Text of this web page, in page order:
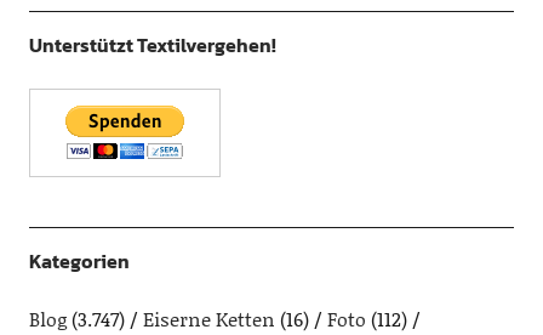
Unterstützt Textilvergehen!
Kategorien
Blog(3.747) Eiserne Ketten (16) Foto (112)